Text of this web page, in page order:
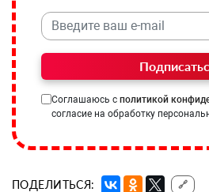
Соглашаюсь с политикой
согласие на обработку
ПОДЕЛИТЬСЯ: 🔗